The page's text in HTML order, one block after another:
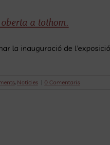
a tothom.
la inauguració de
, Notícies | 0 Comentaris